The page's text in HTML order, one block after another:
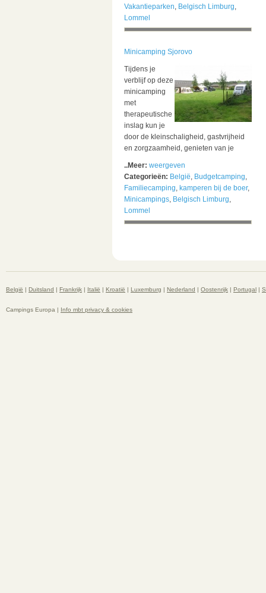
Vakantieparken, Belgisch Limburg,
Lommel
Minicamping Sjorovo
Tijdens je
verblijf op deze
minicamping
met
therapeutische
inslag kun je
door de kleinschaligheid, gastvrijheid
en zorgzaamheid, genieten van je
..Meer: weergeven
Categorieën: België, Budgetcamping,
Familiecamping, kamperen bij de boer,
Minicampings, Belgisch Limburg,
Lommel
België | Duitsland | Frankrijk | Italië | Kroatië | Luxemburg | Nederland | Oostenrijk | Portugal |
Campings Europa | Info mbt privacy & cookies